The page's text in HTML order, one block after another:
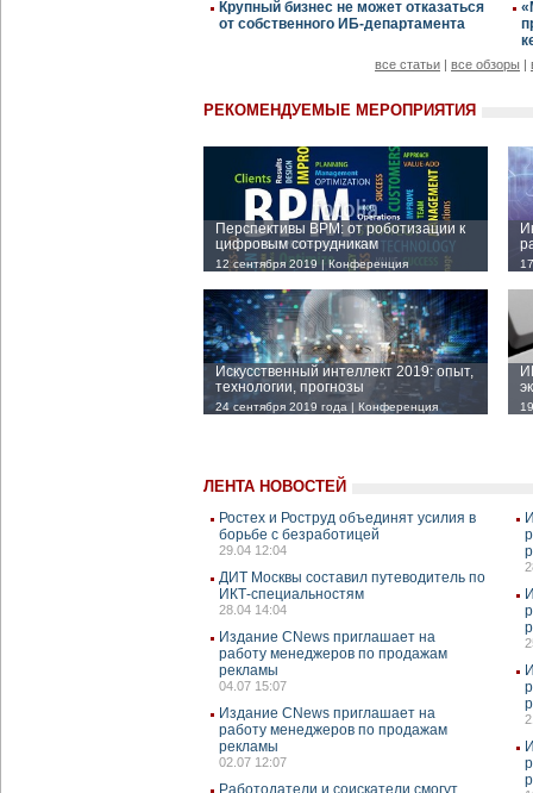
Крупный бизнес не может отказаться
от собственного ИБ-департамента
все статьи | все обзоры |
РЕКОМЕНДУЕМЫЕ МЕРОПРИЯТИЯ
Перспективы BPM: от роботизации к
цифровым сотрудникам
12 сентября 2019 | Конференция
Искусственный интеллект 2019: опыт,
технологии, прогнозы
24 сентября 2019 года | Конференция
ЛЕНТА НОВОСТЕЙ
Ростех и Роструд объединят усилия в
борьбе с безработицей
29.04 12:04
ДИТ Москвы составил путеводитель по
ИКТ-специальностям
28.04 14:04
Издание CNews приглашает на
работу менеджеров по продажам
рекламы
04.07 15:07
Издание CNews приглашает на
работу менеджеров по продажам
рекламы
02.07 12:07
Работодатели и соискатели смогут